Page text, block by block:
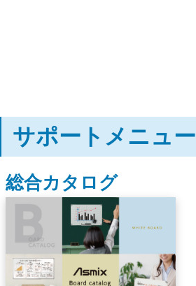
サポートメニュー
総合カタログ